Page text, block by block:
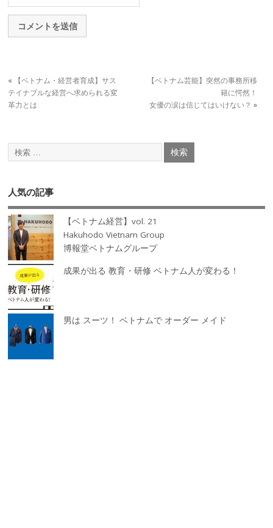
«
【ベトナム・経営者育成】サス
テイナブルな経営へ求められる変
革力とは
【ベトナム芸能】突然の事務所移
籍に愕然！
女優の涙は信じてはいけない？ »
人気の記事
【ベトナム経営】vol. 21
Hakuhodo Vietnam Group
博報堂ベトナムグループ
成果が出る 教育・研修 ベトナム人が変わる！
男は スーツ！ ベトナムで オーダー メイド